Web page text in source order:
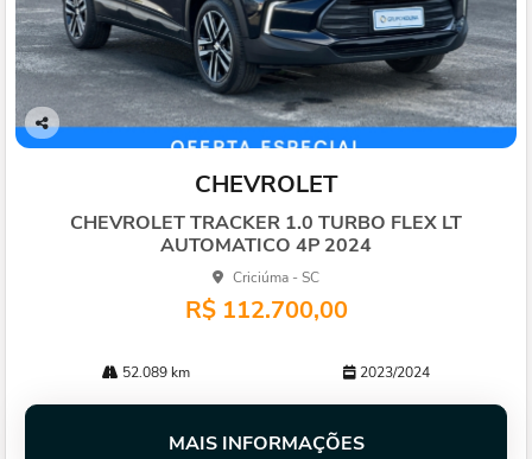
Co
CHEVROLET
CHEVROLET TRACKER 1.0 TURBO FLEX LT
AUTOMATICO 4P 2024
Criciúma - SC
R$ 112.700,00
52.089 km 2023/2024
MAIS INFORMAÇÕES